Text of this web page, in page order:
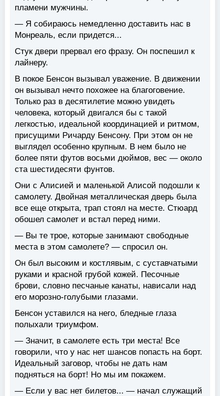
пламени мужчины.
— Я собираюсь немедленно доставить нас в
Монреаль, если придется...
Стук двери прервал его фразу. Он поспешил к
лайнеру.
В покое Бенсон вызывал уважение. В движении
он вызывал нечто похожее на благоговение.
Только раз в десятилетие можно увидеть
человека, который двигался бы с такой
легкостью, идеальной координацией и ритмом,
присущими Ричарду Бенсону. При этом он не
выглядел особенно крупным. В нем было не
более пяти футов восьми дюймов, вес — около
ста шестидесяти фунтов.
Они с Алисией и маленькой Алисой подошли к
самолету. Двойная металлическая дверь была
все еще открыта, трап стоял на месте. Стюард
обошел самолет и встал перед ними.
— Вы те трое, которые занимают свободные
места в этом самолете? — спросил он.
Он был высоким и костлявым, с суставчатыми
руками и красной грубой кожей. Песочные
брови, словно песчаные канаты, нависали над
его морозно-голубыми глазами.
Бенсон уставился на него, бледные глаза
полыхали триумфом.
— Значит, в самолете есть три места! Все
говорили, что у нас нет шансов попасть на борт.
Идеальный заговор, чтобы не дать нам
подняться на борт! Но мы им покажем.
— Если у вас нет билетов... — начал служащий